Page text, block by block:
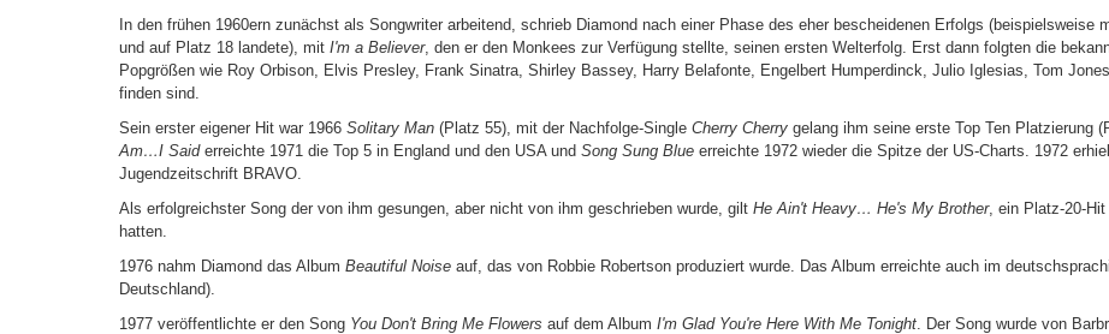
In den frühen 1960ern zunächst als Songwriter arbeitend, schrieb Diamond nach einer Phase des eher bescheidenen Erfolgs (beispielsweise
und auf Platz 18 landete), mit I'm a Believer, den er den Monkees zur Verfügung stellte, seinen ersten Welterfolg. Erst dann folgten die
Popgrößen wie Roy Orbison, Elvis Presley, Frank Sinatra, Shirley Bassey, Harry Belafonte, Engelbert Humperdinck, Julio Iglesias, Tom
finden sind.
Sein erster eigener Hit war 1966 Solitary Man (Platz 55), mit der Nachfolge-Single Cherry Cherry gelang ihm seine erste Top Ten Platzierung
Am…I Saiderreichte 1971 die Top 5 in England und den USA und Song Sung Blue erreichte 1972 wieder die Spitze der US-Charts. 1972
Jugendzeitschrift BRAVO.
Als erfolgreichster Song der von ihm gesungen, aber nicht von ihm geschrieben wurde, gilt He Ain't Heavy… He's My Brother, ein Platz-20-
hatten.
1976 nahm Diamond das Album Beautiful Noise auf, das von Robbie Robertson produziert wurde. Das Album erreichte auch im
Deutschland).
1977 veröffentlichte er den Song You Don't Bring Me Flowers auf dem Album I'm Glad You're Here With Me Tonight . Der Song wurde von